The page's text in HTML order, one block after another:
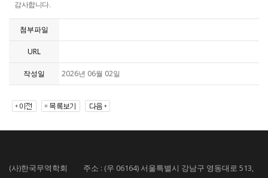
감사합니다.
첨부파일
URL
작성일 2026년 06월 02일
(사)한국무역학회 주소 : (우 06164) 서울특별시 강남구 영동대로 513,